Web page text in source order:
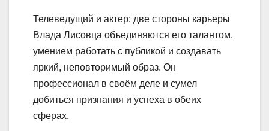
Телеведущий и актер: две стороны карьеры
Влада Лисовца объединяются его талантом,
умением работать с публикой и создавать
яркий, неповторимый образ. Он
профессионал в своём деле и сумел
добиться признания и успеха в обеих
сферах.